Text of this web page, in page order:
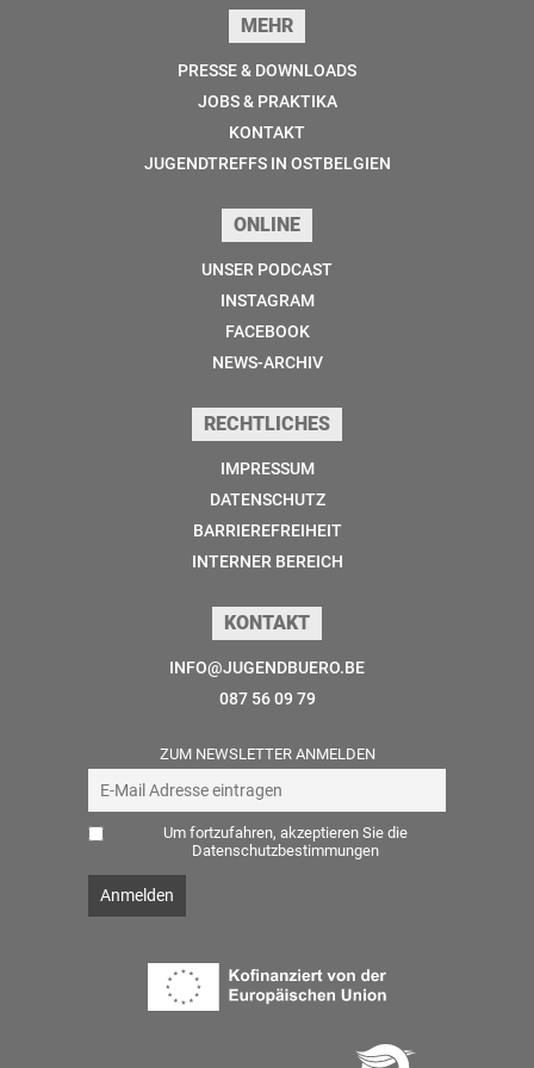
MEHR
PRESSE & DOWNLOADS
JOBS & PRAKTIKA
KONTAKT
JUGENDTREFFS IN OSTBELGIEN
ONLINE
UNSER PODCAST
INSTAGRAM
FACEBOOK
NEWS-ARCHIV
RECHTLICHES
IMPRESSUM
DATENSCHUTZ
BARRIEREFREIHEIT
INTERNER BEREICH
KONTAKT
INFO@JUGENDBUERO.BE
087 56 09 79
ZUM NEWSLETTER ANMELDEN
Um fortzufahren, akzeptieren Sie die
Datenschutzbestimmungen